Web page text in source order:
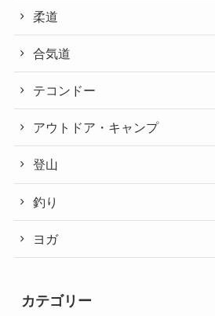
柔道
合気道
テコンドー
アウトドア・キャンプ
登山
釣り
ヨガ
カテゴリー